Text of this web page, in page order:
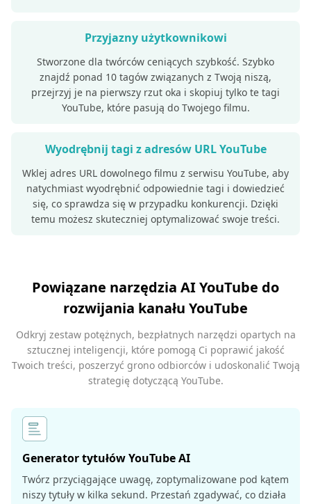
Przyjazny użytkownikowi
Stworzone dla twórców ceniących szybkość. Szybko
znajdź ponad 10 tagów związanych z Twoją niszą,
przejrzyj je na pierwszy rzut oka i skopiuj tylko te tagi
YouTube, które pasują do Twojego filmu.
Wyodrębnij tagi z adresów URL YouTube
Wklej adres URL dowolnego filmu z serwisu YouTube, aby
natychmiast wyodrębnić odpowiednie tagi i dowiedzieć
się, co sprawdza się w przypadku konkurencji. Dzięki
temu możesz skuteczniej optymalizować swoje treści.
Powiązane narzędzia AI YouTube do
rozwijania kanału YouTube
Odkryj zestaw potężnych, bezpłatnych narzędzi opartych na
sztucznej inteligencji, które pomogą Ci poprawić jakość
Twoich treści, poszerzyć grono odbiorców i udoskonalić Twoją
strategię dotyczącą YouTube.
Generator tytułów YouTube AI
Twórz przyciągające uwagę, zoptymalizowane pod kątem
niszy tytuły w kilka sekund. Przestań zgadywać, co działa